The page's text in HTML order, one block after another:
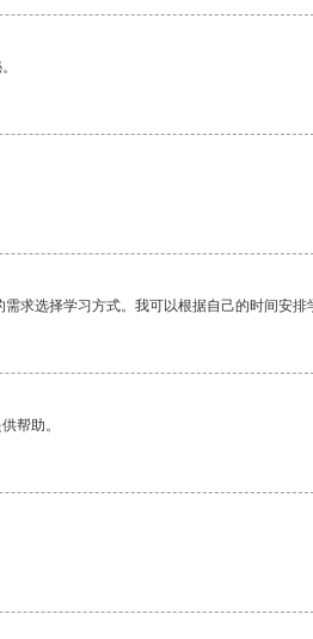
求选择学习方式。我可以根据自己的时间安排
帮助。